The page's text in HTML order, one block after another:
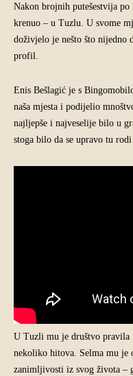
Nakon brojnih putešestvija
krenuo – u Tuzlu. U svome
doživjelo je nešto što nijedno
profil.
Enis Bešlagić je s
naša mjesta i podijelio
najljepše i najveselije bilo u
stoga bilo da se upravo tu
U Tuzli mu je društvo pravila
nekoliko hitova. Selma mu
zanimljivosti iz svog života –